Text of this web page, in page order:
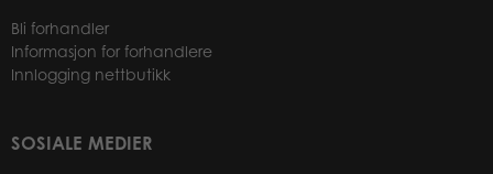
Bli forhandler
Informasjon for forhandlere
Innlogging nettbutikk
SOSIALE MEDIER